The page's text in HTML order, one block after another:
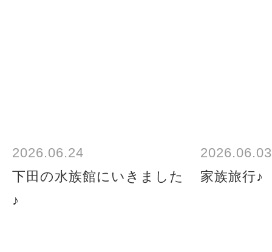
2026.06.24
下田の水族館にいきました
♪
2026.06.03
家族旅行♪